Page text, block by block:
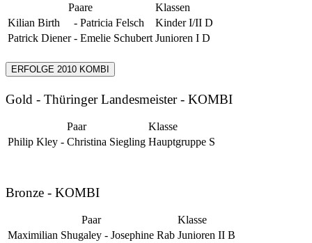
Paare
Klassen
Kilian Birth
- Patricia Felsch
Kinder I/II D
Patrick Diener - Emelie Schubert Junioren I D
ERFOLGE 2010 KOMBI
Gold - Thüringer Landesmeister - KOMBI
Paar
Klasse
Philip Kley - Christina Siegling Hauptgruppe S
Bronze - KOMBI
Paar
Klasse
Maximilian Shugaley - Josephine Rab Junioren II B